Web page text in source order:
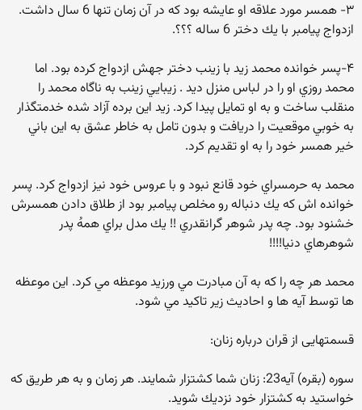
۳- همسر مورد علاقه او عايشه بود كه در آن زمان تنها 6 سال داشت.
ازدواج پیامبر با يك دختر 6 ساله ؟؟؟.
۴-پسر خوانده محمد زيد با زينب دختر جهش ازدواج كرده بود. اما
محمد روزي او را در لباس منزل ديد . زيبايي زينب به ناگاه محمد را
منقلب ساخت و به او تمايل پيدا كرد. زيد اين برده آزاد شده خدمتگذار
به خوبي موقعيت را دريافت و بدون تامل به خاطر عشق به اين باني
خير همسر خود را به او تقديم كرد.
محمد به حرمسراي خود قانع نبود و با عروس خود نيز ازدواج كرد. پسر
خوانده اش كه يك دنباله رو مخلص پيامبر بود از طلاق دادن همسرش
خشنود بود. چه پدر شوهر گرانقدري ‌‌!! يك مدل براي همهُ پدر
شوهرهاي دنيا!!!!
محمد هر چه را كه به آن مبادرت مي ورزيد موعظه مي كرد. اين موعظه
ها توسط آيه ها و احاديث زير تاكيد مي شود.
قسمتهايی از قران درباره زنان:
سوره (بقره) آيه23: زنان شما كشتزار شمايند. هر زمان و به هر طريق كه
خواستيد به كشتزار خود نزديك شويد.